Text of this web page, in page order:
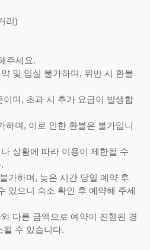
리)
주세요.
및 입실 불가하며, 위반 시 환불
며, 초과 시 추가 요금이 발생합
하며, 이로 인한 환불은 불가입니
상황에 따라 이용이 제한될 수
가하며, 늦은 시간 당일 예약 후
있으니 숙소 확인 후 예약해 주세
다른 금액으로 예약이 진행된 경
될 수 있습니다.